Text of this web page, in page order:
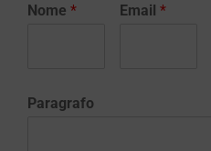
Nome * Email *
Paragrafo